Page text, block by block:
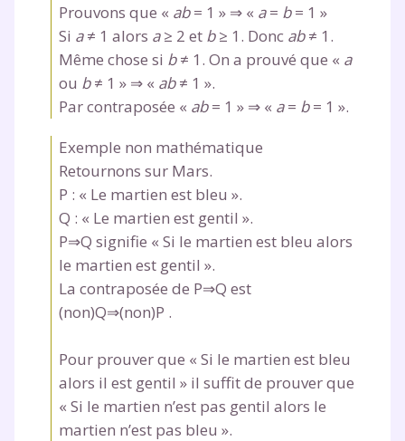
Prouvons que « ab= 1 » ⇒ « a = b= 1 »
Si a≠ 1 alors a≥ 2 et b≥ 1 . Donc ab≠ 1 .
Même chose si b≠ 1 . On a prouvé que « a
ou b≠ 1 » ⇒ « ab≠ 1 ».
Par contraposée « ab= 1 » ⇒ « a = b= 1 ».
Exemple non mathématique
Retournons sur Mars.
P : « Le martien est bleu ».
Q : « Le martien est gentil ».
P⇒Q signifie « Si le martien est bleu alors
le martien est gentil ».
La contraposée de P⇒Q est
(non)Q⇒(non)P .
Pour prouver que « Si le martien est bleu
alors il est gentil » il suffit de prouver que
« Si le martien n’est pas gentil alors le
martien n’est pas bleu ».